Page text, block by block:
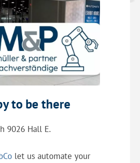
to be there
9026 Hall E.
let us automate your